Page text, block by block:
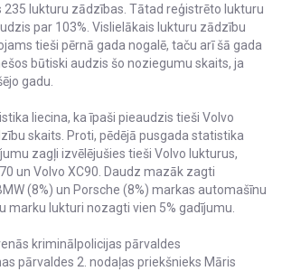
235 lukturu zādzības. Tātad reģistrēto lukturu
par 103%. Vislielākais lukturu zādzību
tieši pērnā gada nogalē, taču arī šā gada
būtiski audzis šo noziegumu skaits, ja
gadu.
liecina, ka īpaši pieaudzis tieši Volvo
skaits. Proti, pēdējā pusgada statistika
zagļi izvēlējušies tieši Volvo lukturus,
un Volvo XC90. Daudz mazāk zagti
(8%) un Porsche (8%) markas automašīnu
marku lukturi nozagti vien 5% gadījumu.
kriminālpolicijas pārvaldes
pārvaldes 2. nodaļas priekšnieks Māris